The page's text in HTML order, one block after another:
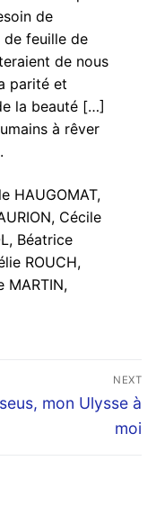
de
de feuille de
de nous
parité et
la beauté […]
à rêver
HAUGOMAT,
Cécile
Béatrice
ROUCH,
MARTIN,
NEXT
mon Ulysse à
moi